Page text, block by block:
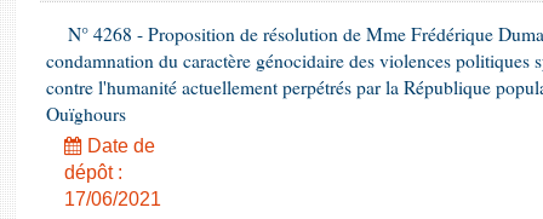
N° 4268 - Proposition de résolution de Mme Frédérique
condamnation du caractère génocidaire des violences politiques
contre l'humanité actuellement perpétrés par la République
Ouïghours
Date de
dépôt :
17/06/2021